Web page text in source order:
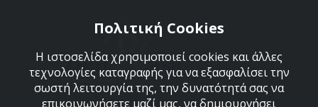
Πολιτική Cookies
Η ιστοσελίδα χρησιμοποιεί cookies και άλλες
τεχνολογίες καταγραφής για να εξασφαλίσει την
σωστή λειτουργία της, την δυνατότητά σας να
επικοινωνήσετε μαζί μας, να δημιουργήσει